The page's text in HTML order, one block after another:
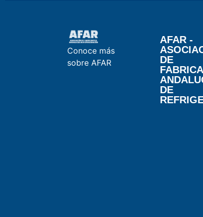
Conoce más
sobre AFAR
AFAR -
DE
DE